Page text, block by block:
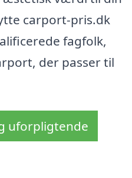
carport-pris.dk
fagfolk,
der passer til
uforpligtende